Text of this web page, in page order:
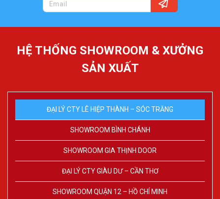
HỆ THỐNG SHOWROOM & XƯỞNG
SẢN XUẤT
ĐẠI LÝ CTY LÊ HIỆP THÀNH – SÓC TRĂNG
SHOWROOM BÌNH CHÁNH
SHOWROOM GIA THỊNH DOOR
ĐẠI LÝ CTY GIÀU DƯ – CẦN THƠ
SHOWROOM QUẬN 12 – HỒ CHÍ MINH